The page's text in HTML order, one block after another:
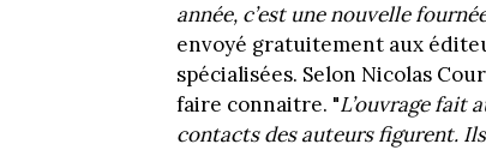
année, c’est une nouvelle
envoyé gratuitement aux
spécialisées. Selon Nicolas
faire connaitre. "L’ouvrage fait
contacts des auteurs figurent.